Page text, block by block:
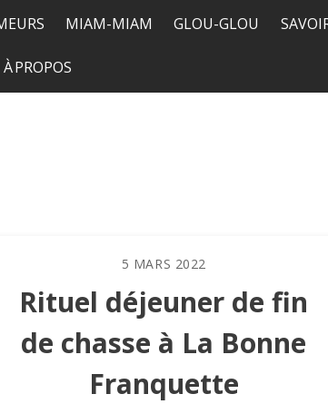
MIAM-MIAM GLOU-GLOU
À PROPOS
5 MARS 2022
Rituel déjeuner de fin
de chasse à La Bonne
Franquette